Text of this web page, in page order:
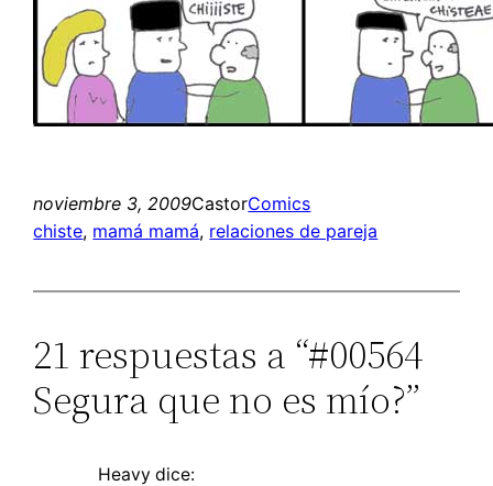
noviembre 3, 2009CastorComics
chiste, mamá mamá, relaciones de pareja
21 respuestas a “#00564
Segura que no es mío?”
Heavy dice: